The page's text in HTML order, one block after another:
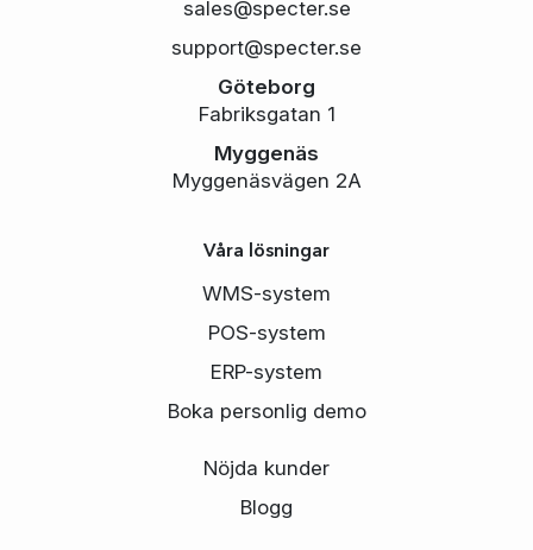
sales@specter.se
support@specter.se
Göteborg
Fabriksgatan 1
Myggenäs
Myggenäsvägen 2A
Våra lösningar
WMS-system
POS-system
ERP-system
Boka personlig demo
Nöjda kunder
Blogg